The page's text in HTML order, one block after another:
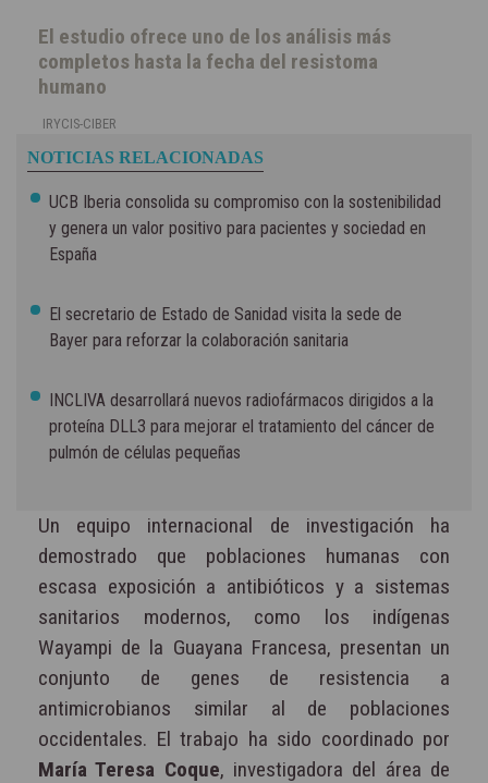
El estudio ofrece uno de los análisis más
completos hasta la fecha del resistoma
humano
IRYCIS-CIBER
NOTICIAS RELACIONADAS
UCB Iberia consolida su compromiso con la sostenibilidad
y genera un valor positivo para pacientes y sociedad en
España
El secretario de Estado de Sanidad visita la sede de
Bayer para reforzar la colaboración sanitaria
INCLIVA desarrollará nuevos radiofármacos dirigidos a la
proteína DLL3 para mejorar el tratamiento del cáncer de
pulmón de células pequeñas
Un equipo internacional de investigación ha
demostrado que poblaciones humanas con
escasa exposición a antibióticos y a sistemas
sanitarios modernos, como los indígenas
Wayampi de la Guayana Francesa, presentan un
conjunto de genes de resistencia a
antimicrobianos similar al de poblaciones
occidentales. El trabajo ha sido coordinado por
María Teresa Coque, investigadora del área de